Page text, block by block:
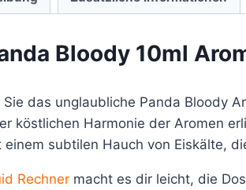
Bloody 10ml
Sie das unglaubliche Panda Bloody
köstlichen Harmonie der Aromen
einem subtilen Hauch von Eiskälte,
Rechner macht es dir leicht, die